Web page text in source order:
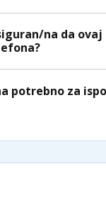
na da ovaj
potrebno za